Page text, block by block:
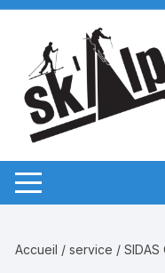
Aller
contenu
Accueil /service /